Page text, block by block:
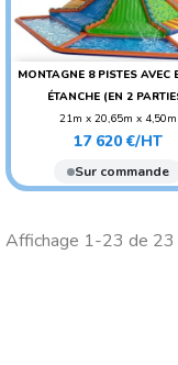
MONTAGNE 8 PISTES AVEC
ÉTANCHE (EN 2
21m x 20,65m x 4,50m
POIDS : 1100 KG
AGE CONSEILLÉ :
Prix
17 620 €/HT
Sur commande
Affichage 1-23 de 23